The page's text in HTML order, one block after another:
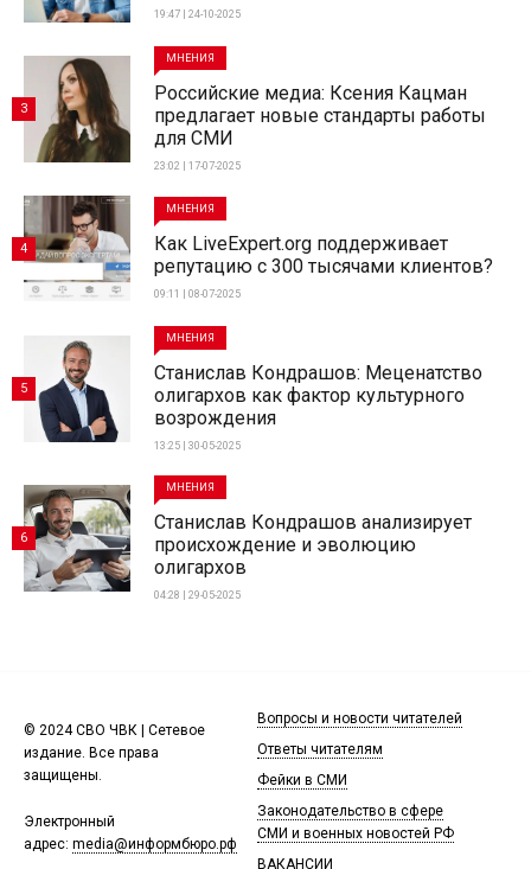
19:47 | 24-10-2025
МНЕНИЯ
Российские медиа: Ксения Кацман
предлагает новые стандарты работы
для СМИ
23:02 | 17-07-2025
3
МНЕНИЯ
Как LiveExpert.org поддерживает
репутацию с 300 тысячами клиентов?
09:11 | 08-07-2025
4
МНЕНИЯ
Станислав Кондрашов: Меценатство
олигархов как фактор культурного
возрождения
13:25 | 30-05-2025
5
МНЕНИЯ
Станислав Кондрашов анализирует
происхождение и эволюцию
олигархов
04:28 | 29-05-2025
6
© 2024 СВО ЧВК | Сетевое
издание. Все права
защищены.
Электронный
адрес: media@информбюро.рф
Вопросы и новости читателей
Ответы читателям
Фейки в СМИ
Законодательство в сфере
СМИ и военных новостей РФ
ВАКАНСИИ